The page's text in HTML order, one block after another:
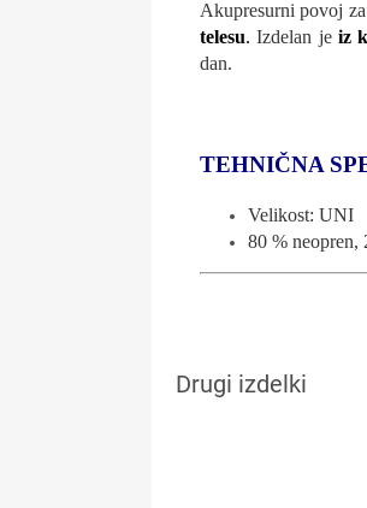
Akupresurni povoj
telesu. Izdelan je iz
dan.
TEHNIČNA
Velikost: UNI
80 % neopren,